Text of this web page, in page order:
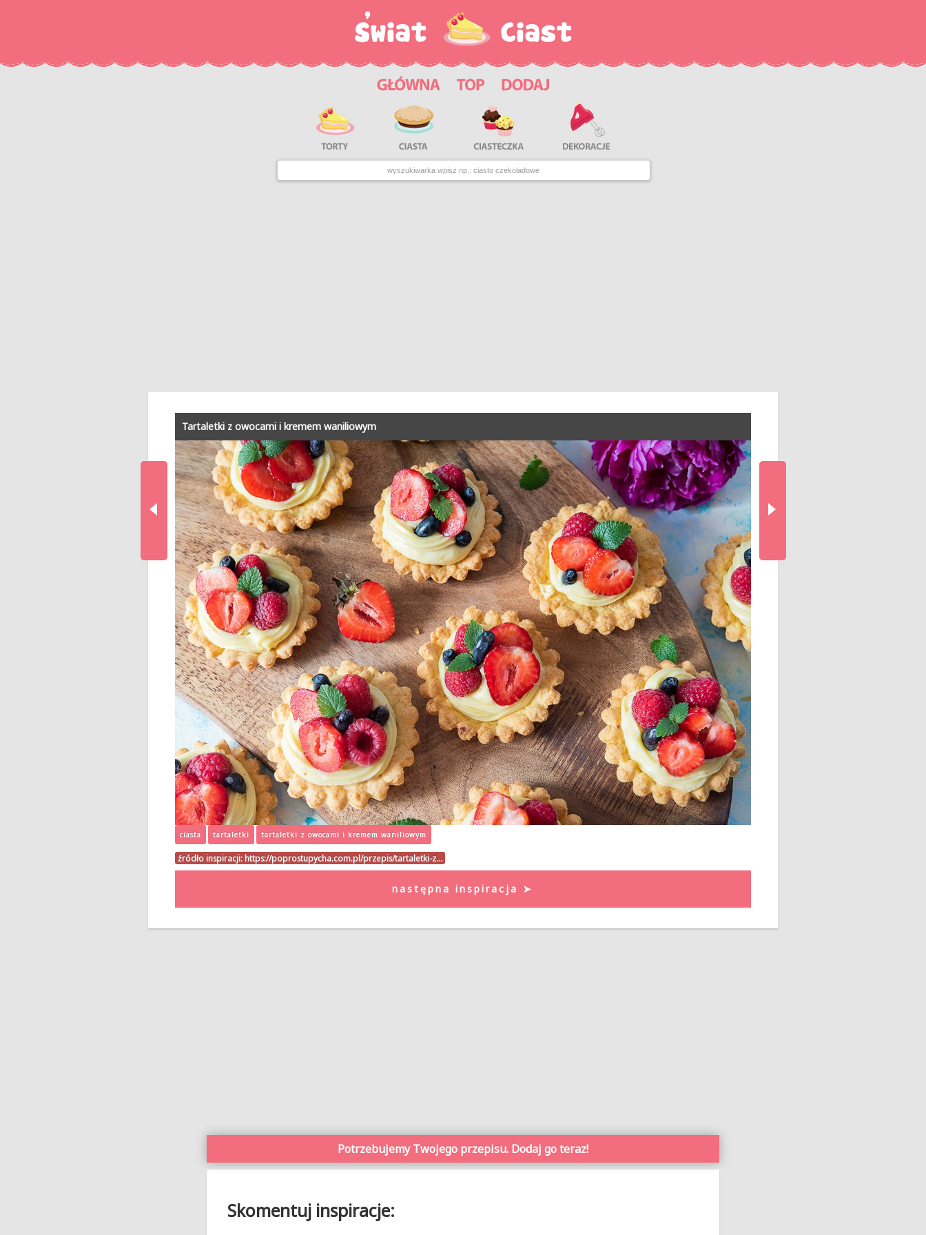
Tartaletki z owocami i kremem waniliowym
ciasta tartaletki tartaletki z owocami i kremem waniliowym
źródło inspiracji: https://poprostupycha.com.pl/przepis/tartaletki-z…
następna inspiracja ➤
Potrzebujemy Twojego przepisu. Dodaj go teraz!
Skomentuj inspiracje: